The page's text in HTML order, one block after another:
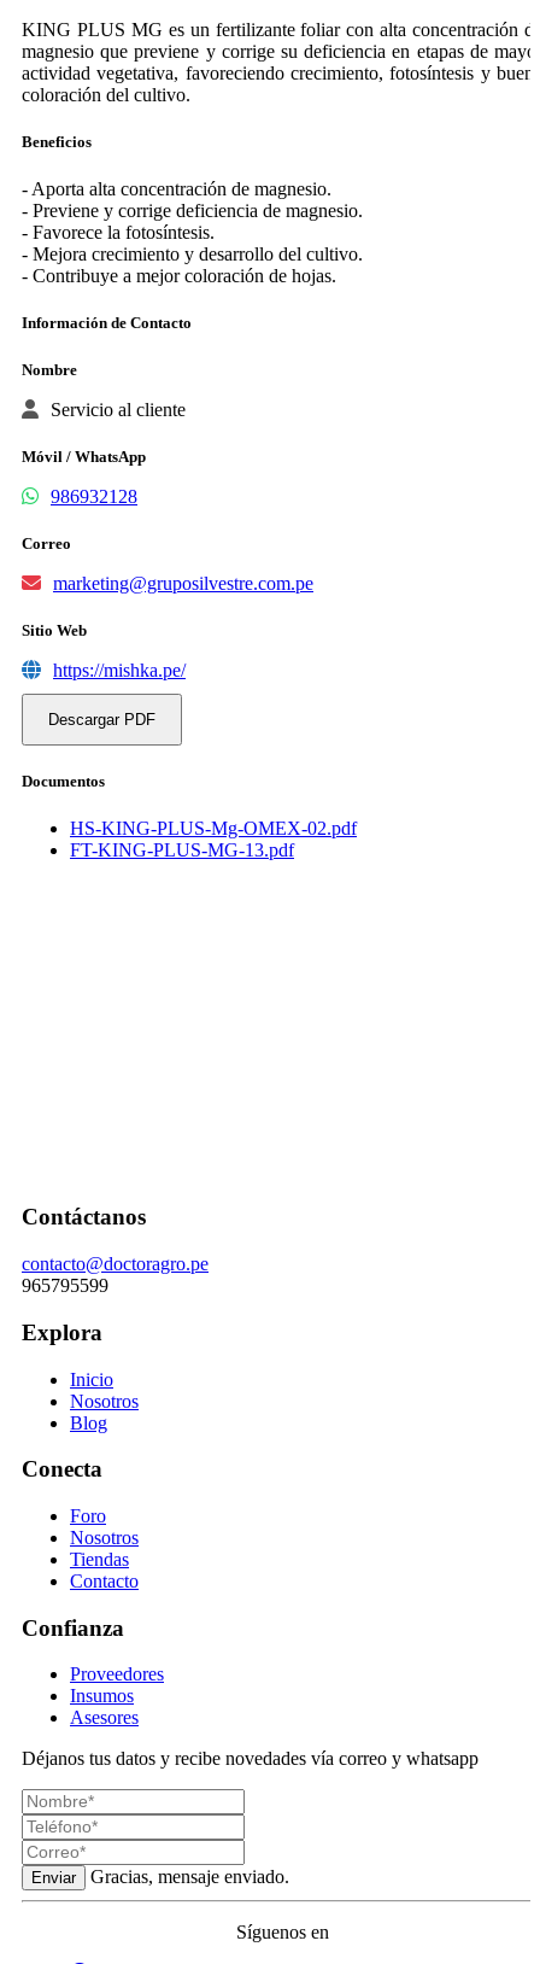
KING PLUS MG es un fertilizante foliar con alta concentración
magnesio que previene y corrige su deficiencia en etapas de
actividad vegetativa, favoreciendo crecimiento, fotosíntesis y
coloración del cultivo.
Beneficios
- Aporta alta concentración de magnesio.
- Previene y corrige deficiencia de magnesio.
- Favorece la fotosíntesis.
- Mejora crecimiento y desarrollo del cultivo.
- Contribuye a mejor coloración de hojas.
Información de Contacto
Nombre
Servicio al cliente
Móvil / WhatsApp
986932128
Correo
marketing@gruposilvestre.com.pe
Sitio Web
https://mishka.pe/
Descargar PDF
Documentos
HS-KING-PLUS-Mg-OMEX-02.pdf
FT-KING-PLUS-MG-13.pdf
Contáctanos
contacto@doctoragro.pe
965795599
Explora
Inicio
Nosotros
Blog
Conecta
Foro
Nosotros
Tiendas
Contacto
Confianza
Proveedores
Insumos
Asesores
Déjanos tus datos y recibe novedades vía correo y whatsapp
Enviar Gracias, mensaje enviado.
Síguenos en